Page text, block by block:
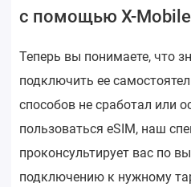
с помощью X-Mobile
Теперь вы понимаете, что
подключить ее
способов не сработал или
пользоваться eSIM, наш
проконсультирует вас по
подключению к нужному